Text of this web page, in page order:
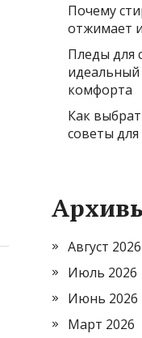
Почему
отжимает
Пледы для
комфорта
Как
советы для
Август 2026
Июль 2026
Июнь 2026
Март 2026